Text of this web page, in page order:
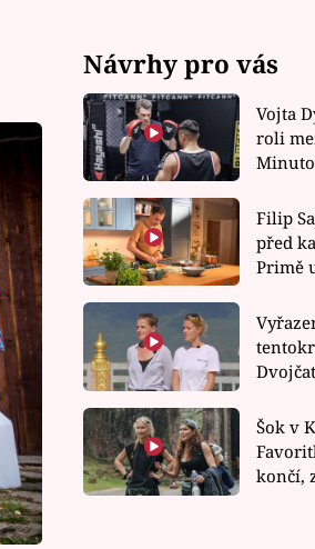
Návrhy pro vás
Vojta
roli
Filip
před
Primě
rychlé
Šok v
končí,